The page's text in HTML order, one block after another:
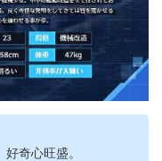
奇心旺盛。